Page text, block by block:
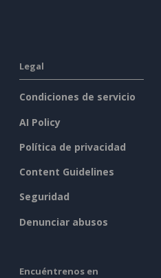
Legal
Condiciones de servicio
AI Policy
Política de privacidad
Content Guidelines
Seguridad
Denunciar abusos
Encuéntrenos en